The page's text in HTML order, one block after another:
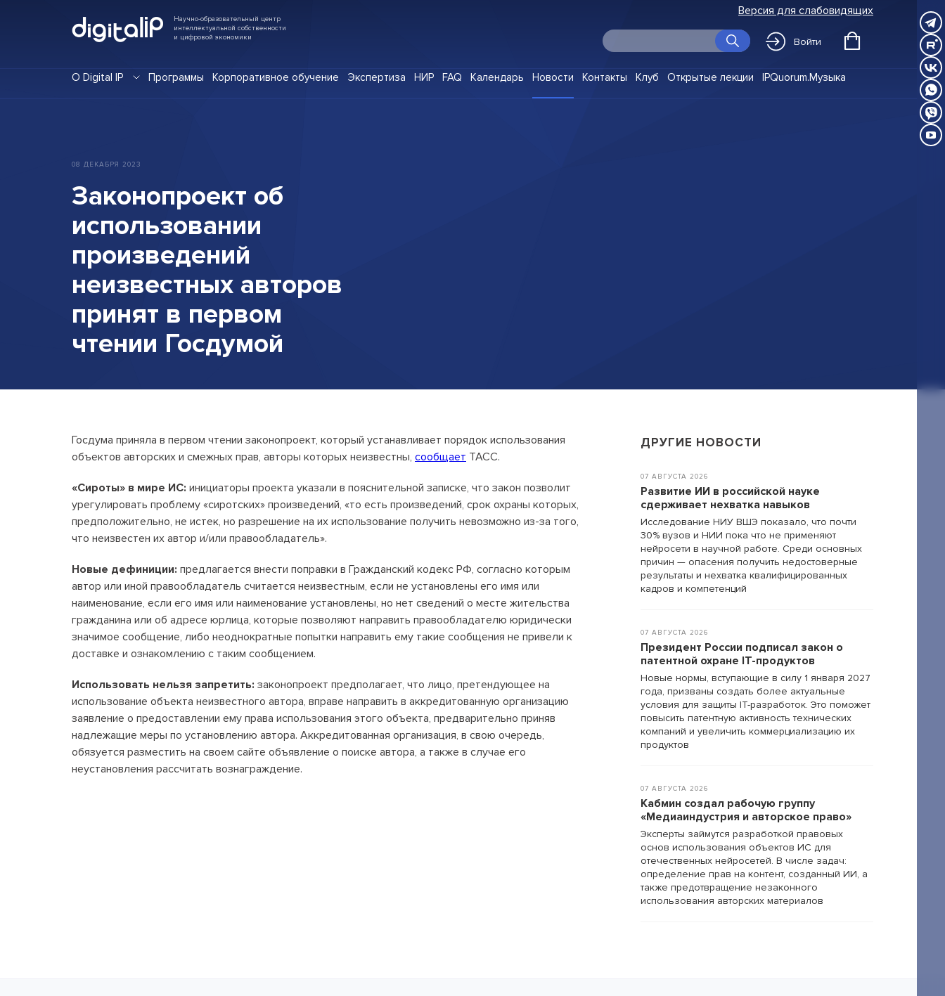
Научно-образовательный центр
интеллектуальной собственности
и цифровой экономики
Версия для слабовидящих
Войти
Сведения об образовательной
организации
Согласие на обработку персональных
данных для регистрации на сайте
данных (Cookie)
Политика обработки персональных
данных
Положение об антикоррупционной
+7 495 789-00-47
О Digital IP Программы Корпоративное обучение Экспертиза НИР FAQ Календарь Новости Контакты Клуб Открытые лекции IPQuorum.Музыка
08 ДЕКАБРЯ 2023
Законопроект об
использовании
произведений
неизвестных авторов
принят в первом
чтении Госдумой
Госдума приняла в первом чтении законопроект, который устанавливает порядок использования
объектов авторских и смежных прав, авторы которых неизвестны, сообщает ТАСС.
«Сироты» в мире ИС: инициаторы проекта указали в пояснительной записке, что закон позволит
урегулировать проблему «сиротских» произведений, «то есть произведений, срок охраны которых,
предположительно, не истек, но разрешение на их использование получить невозможно из-за того,
что неизвестен их автор и/или правообладатель».
Новые дефиниции: предлагается внести поправки в Гражданский кодекс РФ, согласно которым
автор или иной правообладатель считается неизвестным, если не установлены его имя или
наименование, если его имя или наименование установлены, но нет сведений о месте жительства
гражданина или об адресе юрлица, которые позволяют направить правообладателю юридически
значимое сообщение, либо неоднократные попытки направить ему такие сообщения не привели к
доставке и ознакомлению с таким сообщением.
Использовать нельзя запретить: законопроект предполагает, что лицо, претендующее на
использование объекта неизвестного автора, вправе направить в аккредитованную организацию
заявление о предоставлении ему права использования этого объекта, предварительно приняв
надлежащие меры по установлению автора. Аккредитованная организация, в свою очередь,
обязуется разместить на своем сайте объявление о поиске автора, а также в случае его
неустановления рассчитать вознаграждение.
ДРУГИЕ НОВОСТИ
07 АВГУСТА 2026
Развитие ИИ в российской науке
сдерживает нехватка навыков
Исследование НИУ ВШЭ показало, что почти
30% вузов и НИИ пока что не применяют
нейросети в научной работе. Среди основных
причин — опасения получить недостоверные
результаты и нехватка квалифицированных
кадров и компетенций
07 АВГУСТА 2026
Президент России подписал закон о
патентной охране IT-продуктов
Новые нормы, вступающие в силу 1 января 2027
года, призваны создать более актуальные
условия для защиты IT-разработок. Это поможет
повысить патентную активность технических
компаний и увеличить коммерциализацию их
продуктов
07 АВГУСТА 2026
Кабмин создал рабочую группу
«Медиаиндустрия и авторское право»
Эксперты займутся разработкой правовых
основ использования объектов ИС для
отечественных нейросетей. В числе задач:
определение прав на контент, созданный ИИ, а
также предотвращение незаконного
использования авторских материалов